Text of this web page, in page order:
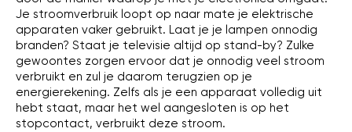
Je stroomverbruik loopt op naar mate je elektrische
apparaten vaker gebruikt. Laat je je lampen onnodig
branden? Staat je televisie altijd op stand-by? Zulke
gewoontes zorgen ervoor dat je onnodig veel stroom
verbruikt en zul je daarom terugzien op je
energierekening. Zelfs als je een apparaat volledig uit
hebt staat, maar het wel aangesloten is op het
stopcontact, verbruikt deze stroom.